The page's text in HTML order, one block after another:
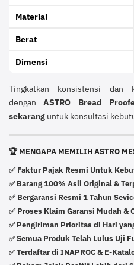
Material
Berat
Dimensi
Tingkatkan konsistensi dan
denganASTRO Bread
sekarang untuk konsultasi
🏆 MENGAPA MEMILIH ASTRO
✅ Faktur Pajak Resmi Untuk
✅ Barang 100% Asli Original &
✅ Bergaransi Resmi 1 Tahun
✅ Proses Klaim Garansi Mudah &
✅ Pengiriman Prioritas di Hari
✅Semua Produk Telah Lulus Uji
✅Terdaftar di INAPROC & E-